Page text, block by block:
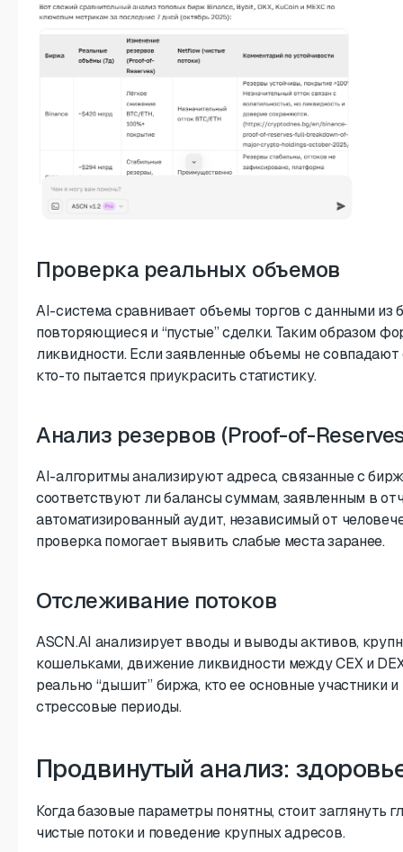
Проверка реальных объемов
AI-система сравнивает объемы торгов с данными из
повторяющиеся и “пустые” сделки. Таким образом
ликвидности. Если заявленные объемы не
кто-то пытается приукрасить статистику.
Анализ резервов (Proof-of-
AI-алгоритмы анализируют адреса, связанные с
соответствуют ли балансы суммам, заявленным в
автоматизированный аудит, независимый от
проверка помогает выявить слабые места заранее.
Отслеживание потоков
ASCN.AI анализирует вводы и выводы активов,
кошельками, движение ликвидности между CEX и
реально “дышит” биржа, кто ее основные участники
стрессовые периоды.
Продвинутый анализ:
Когда базовые параметры понятны, стоит заглянуть
чистые потоки и поведение крупных адресов.